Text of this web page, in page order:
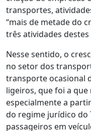
transportes,
“mais de metade do
três atividades destes
Nesse sentido, o
no setor dos
transporte ocasional
ligeiros, que foi a que
especialmente a
do regime jurídico do
passageiros em